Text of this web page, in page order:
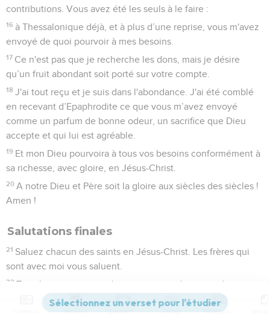
contributions. Vous avez été les seuls à le faire :
16 à Thessalonique déjà, et à plus d’une reprise, vous m'avez
envoyé de quoi pourvoir à mes besoins.
17 Ce n'est pas que je recherche les dons, mais je désire
qu’un fruit abondant soit porté sur votre compte.
18 J'ai tout reçu et je suis dans l'abondance. J'ai été comblé
en recevant d’Epaphrodite ce que vous m’avez envoyé
comme un parfum de bonne odeur, un sacrifice que Dieu
accepte et qui lui est agréable.
19 Et mon Dieu pourvoira à tous vos besoins conformément à
sa richesse, avec gloire, en Jésus-Christ.
20 A notre Dieu et Père soit la gloire aux siècles des siècles !
Amen !
Salutations finales
21 Saluez chacun des saints en Jésus-Christ. Les frères qui
sont avec moi vous saluent.
22 Tous les saints vous saluent, en particulier ceux de
l’entourage de l’empereur.
Versions Commentaires Strong